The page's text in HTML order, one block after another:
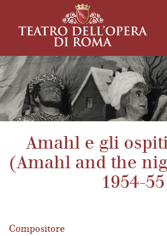
Amahl e gli
(Amahl and the
1954-55
Compositore